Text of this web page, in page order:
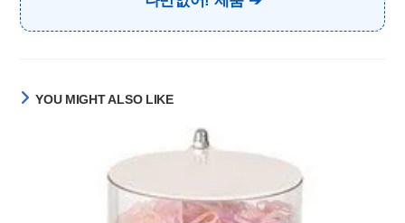
YOU MIGHT ALSO LIKE